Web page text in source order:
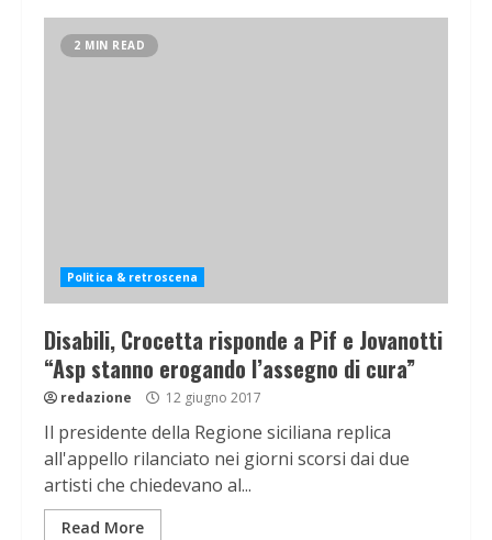
2 MIN READ
Politica & retroscena
Disabili, Crocetta risponde a Pif e Jovanotti
“Asp stanno erogando l’assegno di cura”
redazione 12 giugno 2017
Il presidente della Regione siciliana replica
all'appello rilanciato nei giorni scorsi dai due
artisti che chiedevano al...
Read More